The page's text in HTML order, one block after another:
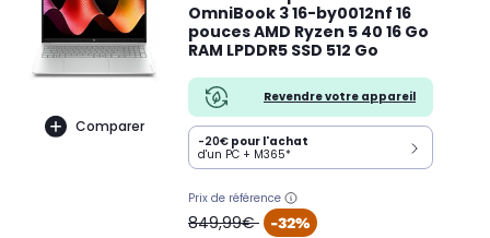
Comparer
OmniBook 3 16-by0012nf 16
pouces AMD Ryzen 5 40 16 Go
RAM LPDDR5 SSD 512 Go
Revendre votre appareil
-20€ pour l'achat
d'un PC + M365*
Prix de référence
oldPrice
849,99€ -32%